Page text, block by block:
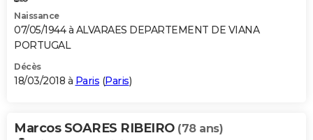
Naissance
07/05/1944 à ALVARAES DEPARTEMENT DE VIANA
PORTUGAL
Décès
18/03/2018 à Paris (Paris)
Marcos SOARES RIBEIRO (78 ans)